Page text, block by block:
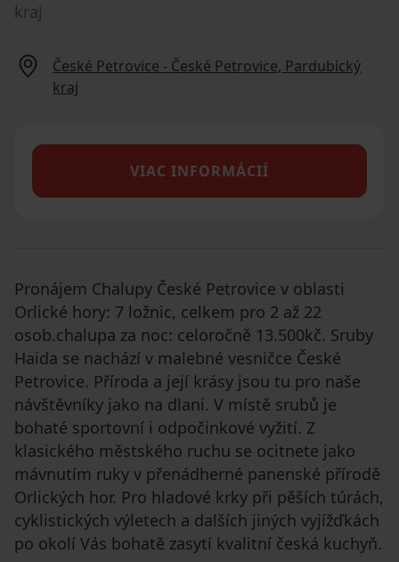
kraj
České Petrovice - České Petrovice, Pardubický
kraj
VIAC INFORMÁCIÍ
Pronájem Chalupy České Petrovice v oblasti
Orlické hory: 7 ložnic, celkem pro 2 až 22
osob.chalupa za noc: celoročně 13.500kč. Sruby
Haida se nachází v malebné vesničce České
Petrovice. Příroda a její krásy jsou tu pro naše
návštěvníky jako na dlani. V místě srubů je
bohaté sportovní i odpočinkové vyžití. Z
klasického městského ruchu se ocitnete jako
mávnutím ruky v přenádherné panenské přírodě
Orlických hor. Pro hladové krky při pěších túrách,
cyklistických výletech a dalších jiných vyjížďkách
po okolí Vás bohatě zasytí kvalitní česká kuchyň.